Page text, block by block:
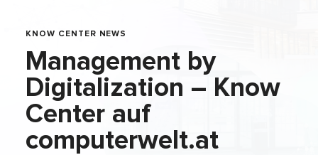
KNOW CENTER NEWS
Management by
Digitalization – Know
Center auf
computerwelt.at